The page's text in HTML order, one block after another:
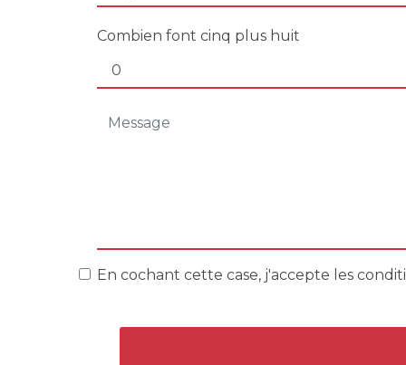
Combien font cinq plus huit
En cochant cette case, j'accepte les